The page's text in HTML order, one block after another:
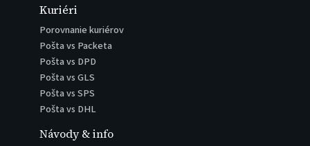
Kuriéri
Porovnanie kuriérov
Pošta vs Packeta
Pošta vs DPD
Pošta vs GLS
Pošta vs SPS
Pošta vs DHL
Návody & info